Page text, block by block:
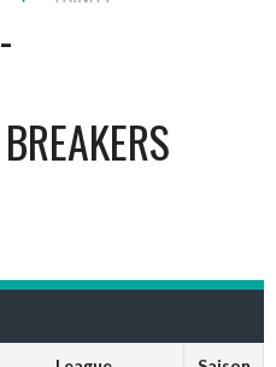
-
BREAKERS